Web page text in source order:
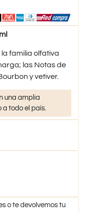
familia olfativa
las Notas de
y vetiver.
una amplia
todo el país.
o te devolvemos tu